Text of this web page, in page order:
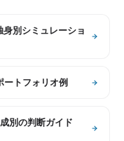
別シミュレーショ
ートフォリオ例
別の判断ガイド